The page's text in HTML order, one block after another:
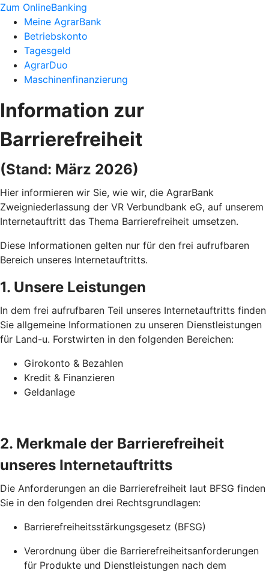
Zum OnlineBanking
Meine AgrarBank
Betriebskonto
Tagesgeld
AgrarDuo
Maschinenfinanzierung
Information zur
Barrierefreiheit
(Stand: März 2026)
Hier informieren wir Sie, wie wir, die AgrarBank
Zweigniederlassung der VR Verbundbank eG, auf unserem
Internetauftritt das Thema Barrierefreiheit umsetzen.
Diese Informationen gelten nur für den frei aufrufbaren
Bereich unseres Internetauftritts.
1. Unsere Leistungen
In dem frei aufrufbaren Teil unseres Internetauftritts finden
Sie allgemeine Informationen zu unseren Dienstleistungen
für Land-u. Forstwirten in den folgenden Bereichen:
Girokonto & Bezahlen
Kredit & Finanzieren
Geldanlage
2. Merkmale der Barrierefreiheit
unseres Internetauftritts
Die Anforderungen an die Barrierefreiheit laut BFSG finden
Sie in den folgenden drei Rechtsgrundlagen:
Barrierefreiheitsstärkungsgesetz (BFSG)
Verordnung über die Barrierefreiheitsanforderungen
für Produkte und Dienstleistungen nach dem